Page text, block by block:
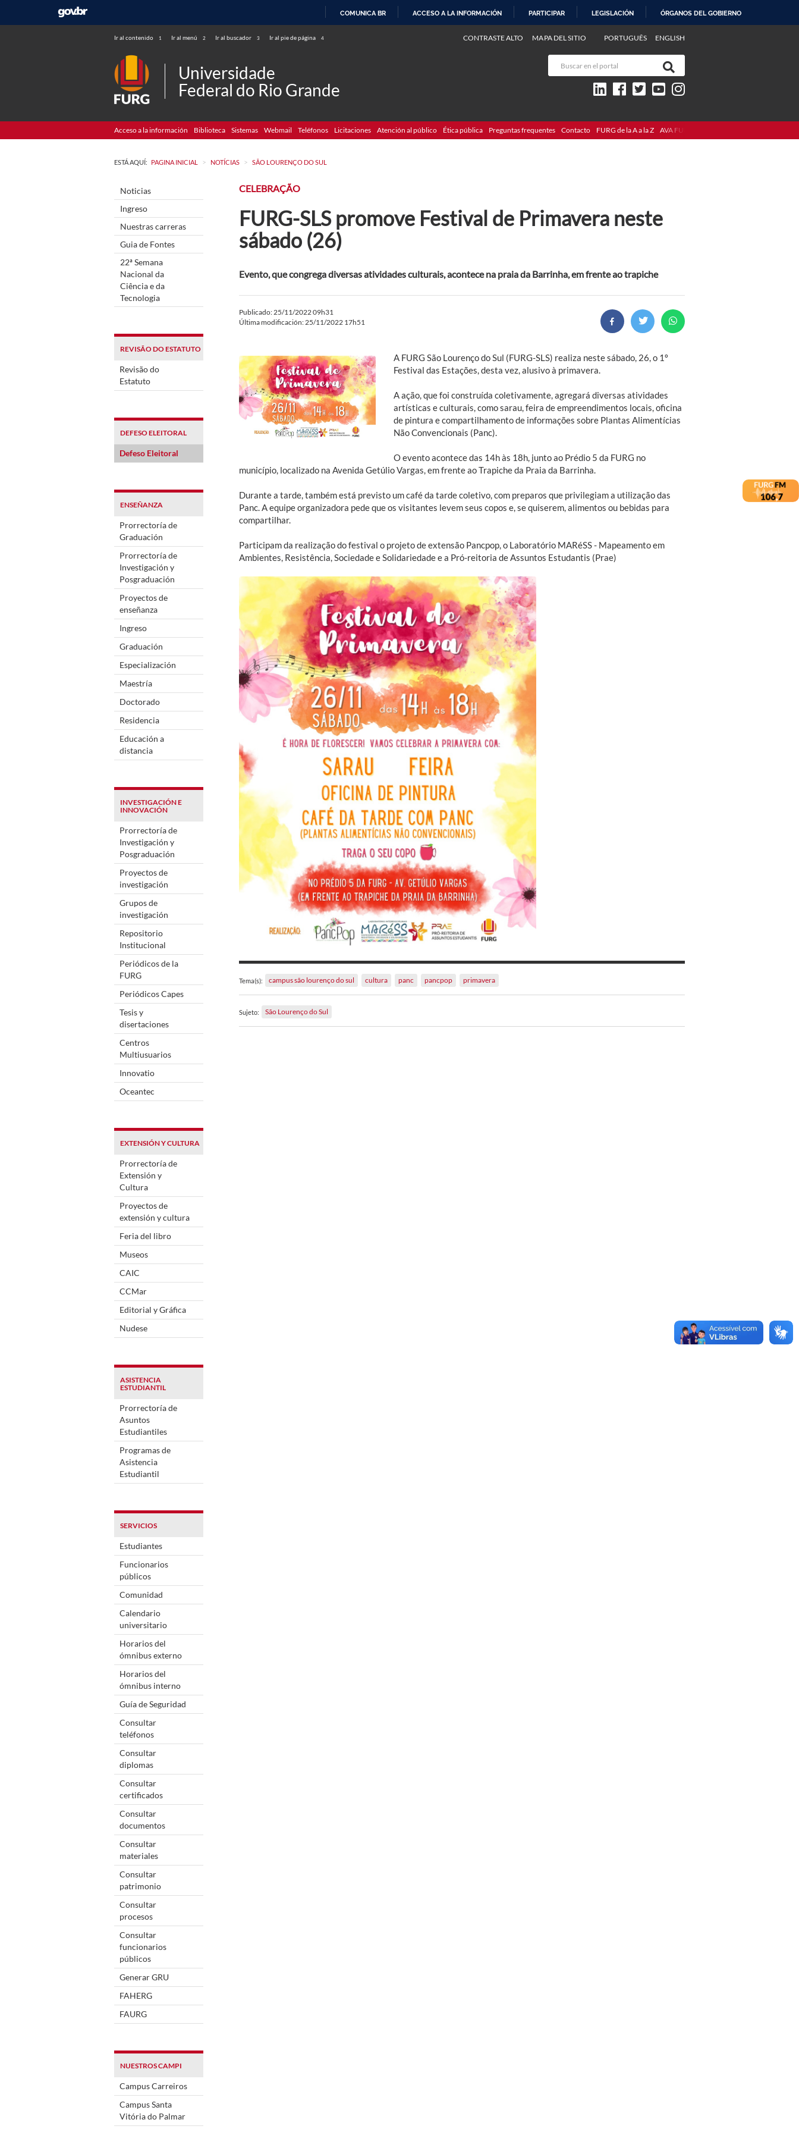
COMUNICA BR ACCESO A LA INFORMACIÓN PARTICIPAR LEGISLACIÓN ÓRGANOS DEL GOBIERNO
Ir al contenido 1 Ir al menú 2 Ir al buscador 3 Ir al pie de página 4 PORTUGUÊS ENGLISH
CONTRASTE ALTO MAPA DEL SITIO
Universidade
Federal do Rio Grande
Acceso a la información Biblioteca Sistemas Webmail Teléfonos Licitaciones Atención al público Ética pública Preguntas frequentes Contacto FURG de la A a la Z AVA FURG
ESTÁ AQUÍ: PAGINA INICIAL > NOTÍCIAS > SÃO LOURENÇO DO SUL
Noticias
Ingreso
Nuestras carreras
Guia de Fontes
22ª Semana
Nacional da
Ciência e da
Tecnologia
REVISÃO DO ESTATUTO
Revisão do
Estatuto
DEFESO ELEITORAL
Defeso Eleitoral
ENSEÑANZA
Prorrectoría de
Graduación
Prorrectoría de
Investigación y
Posgraduación
Proyectos de
enseñanza
Ingreso
Graduación
Especialización
Maestría
Doctorado
Residencia
Educación a
distancia
INVESTIGACIÓN E
INNOVACIÓN
Prorrectoría de
Investigación y
Posgraduación
Proyectos de
investigación
Grupos de
investigación
Repositorio
Institucional
Periódicos de la
FURG
Periódicos Capes
Tesis y
disertaciones
Centros
Multiusuarios
Innovatio
Oceantec
EXTENSIÓN Y CULTURA
Prorrectoría de
Extensión y
Cultura
Proyectos de
extensión y cultura
Feria del libro
Museos
CAIC
CCMar
Editorial y Gráfica
Nudese
ASISTENCIA
ESTUDIANTIL
Prorrectoría de
Asuntos
Estudiantiles
Programas de
Asistencia
Estudiantil
SERVICIOS
Estudiantes
Funcionarios
públicos
Comunidad
Calendario
universitario
Horarios del
ómnibus externo
Horarios del
ómnibus interno
Guía de Seguridad
Consultar
teléfonos
Consultar
diplomas
Consultar
certificados
Consultar
documentos
Consultar
materiales
Consultar
patrimonio
Consultar
procesos
Consultar
funcionarios
públicos
Generar GRU
FAHERG
FAURG
NUESTROS CAMPI
Campus Carreiros
Campus Santa
Vitória do Palmar
CELEBRAÇÃO
FURG-SLS promove Festival de Primavera neste
sábado (26)
Evento, que congrega diversas atividades culturais, acontece na praia da Barrinha, em frente ao trapiche
Publicado: 25/11/2022 09h31
Última modificación: 25/11/2022 17h51
A FURG São Lourenço do Sul (FURG-SLS) realiza neste sábado, 26, o 1º
Festival das Estações, desta vez, alusivo à primavera.
A ação, que foi construída coletivamente, agregará diversas atividades
artísticas e culturais, como sarau, feira de empreendimentos locais, oficina
de pintura e compartilhamento de informações sobre Plantas Alimentícias
Não Convencionais (Panc).
O evento acontece das 14h às 18h, junto ao Prédio 5 da FURG no
município, localizado na Avenida Getúlio Vargas, em frente ao Trapiche da Praia da Barrinha.
Durante a tarde, também está previsto um café da tarde coletivo, com preparos que privilegiam a utilização das
Panc. A equipe organizadora pede que os visitantes levem seus copos e, se quiserem, alimentos ou bebidas para
compartilhar.
Participam da realização do festival o projeto de extensão Pancpop, o Laboratório MARéSS - Mapeamento em
Ambientes, Resistência, Sociedade e Solidariedade e a Pró-reitoria de Assuntos Estudantis (Prae)
Tema(s): campus são lourenço do sul cultura panc pancpop primavera
Sujeto: São Lourenço do Sul